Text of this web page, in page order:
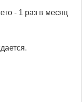
- 1 раз в месяц